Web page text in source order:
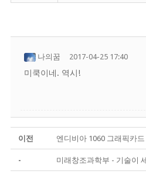
나의꿈 2017-04-25 17:40
미쿡이네. 역시!
이전 엔디비아 1060 그래픽카
- 미래창조과학부 - 기술이